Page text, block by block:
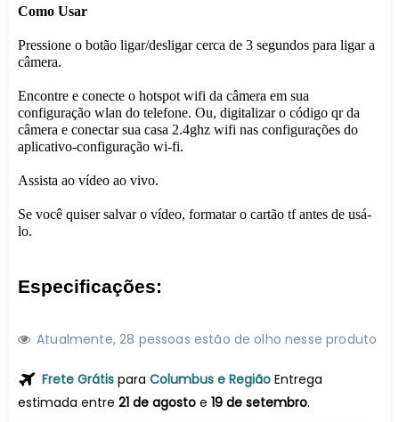
Como Usar
Pressione o botão ligar/desligar cerca de 3 segundos para ligar a
câmera.
Encontre e conecte o hotspot wifi da câmera em sua
configuração wlan do telefone. Ou, digitalizar o código qr da
câmera e conectar sua casa 2.4ghz wifi nas configurações do
aplicativo-configuração wi-fi.
Assista ao vídeo ao vivo.
Se você quiser salvar o vídeo, formatar o cartão tf antes de usá-
lo.
Especificações:
Atualmente,28 pessoas estão de olho nesse produto
Frete Grátis para Columbus e Região Entrega
estimada entre 21 de agosto e 19 de setembro.